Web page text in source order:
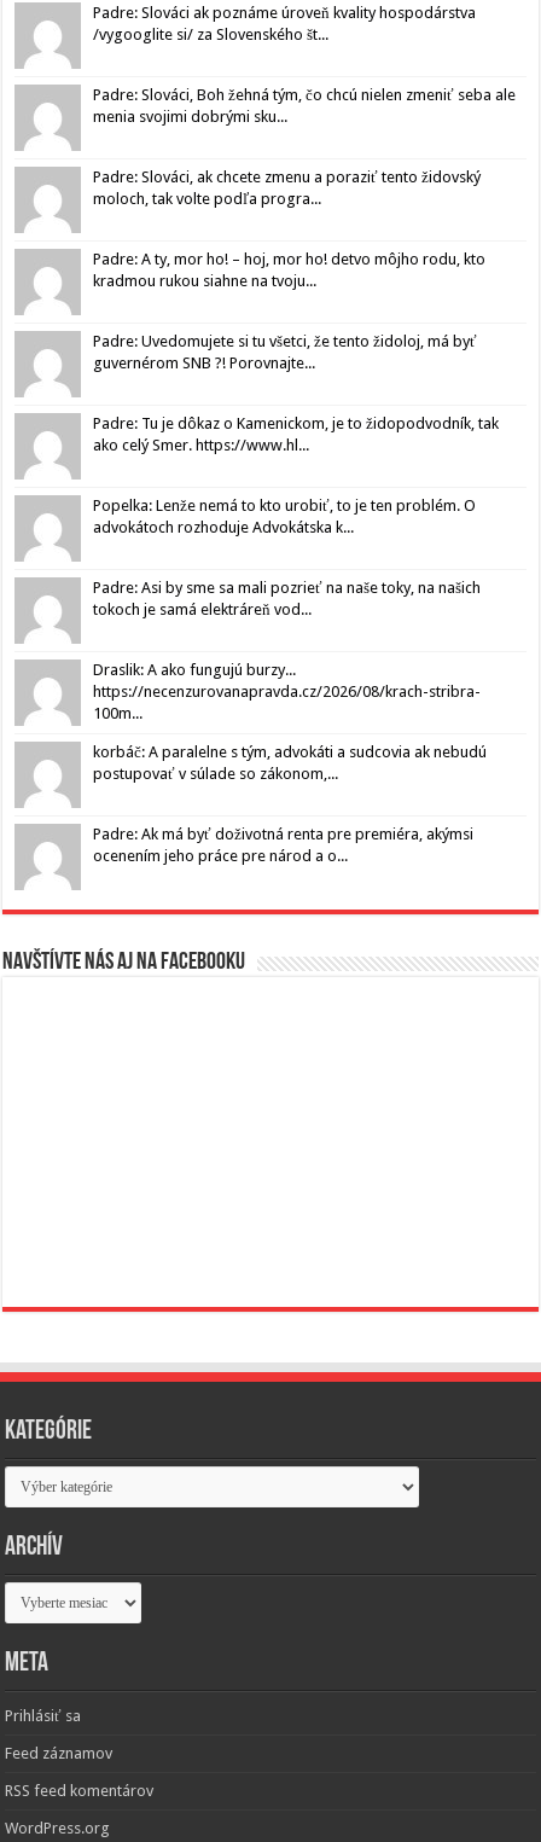
Padre: Slováci ak poznáme úroveň kvality hospodárstva
/vygooglite si/ za Slovenského št...
Padre: Slováci, Boh žehná tým, čo chcú nielen zmeniť seba ale
menia svojimi dobrými sku...
Padre: Slováci, ak chcete zmenu a poraziť tento židovský
moloch, tak volte podľa progra...
Padre: A ty, mor ho! – hoj, mor ho! detvo môjho rodu, kto
kradmou rukou siahne na tvoju...
Padre: Uvedomujete si tu všetci, že tento židoloj, má byť
guvernérom SNB ?! Porovnajte...
Padre: Tu je dôkaz o Kamenickom, je to židopodvodník, tak
ako celý Smer. https://www.hl...
Popelka: Lenže nemá to kto urobiť, to je ten problém. O
advokátoch rozhoduje Advokátska k...
Padre: Asi by sme sa mali pozrieť na naše toky, na našich
tokoch je samá elektráreň vod...
Draslik: A ako fungujú burzy...
https://necenzurovanapravda.cz/2026/08/krach-stribra-
100m...
korbáč: A paralelne s tým, advokáti a sudcovia ak nebudú
postupovať v súlade so zákonom,...
Padre: Ak má byť doživotná renta pre premiéra, akýmsi
ocenením jeho práce pre národ a o...
Navštívte nás aj na Facebooku
Kategórie
Kategórie
Archív
Archív
Meta
Prihlásiť sa
Feed záznamov
RSS feed komentárov
WordPress.org